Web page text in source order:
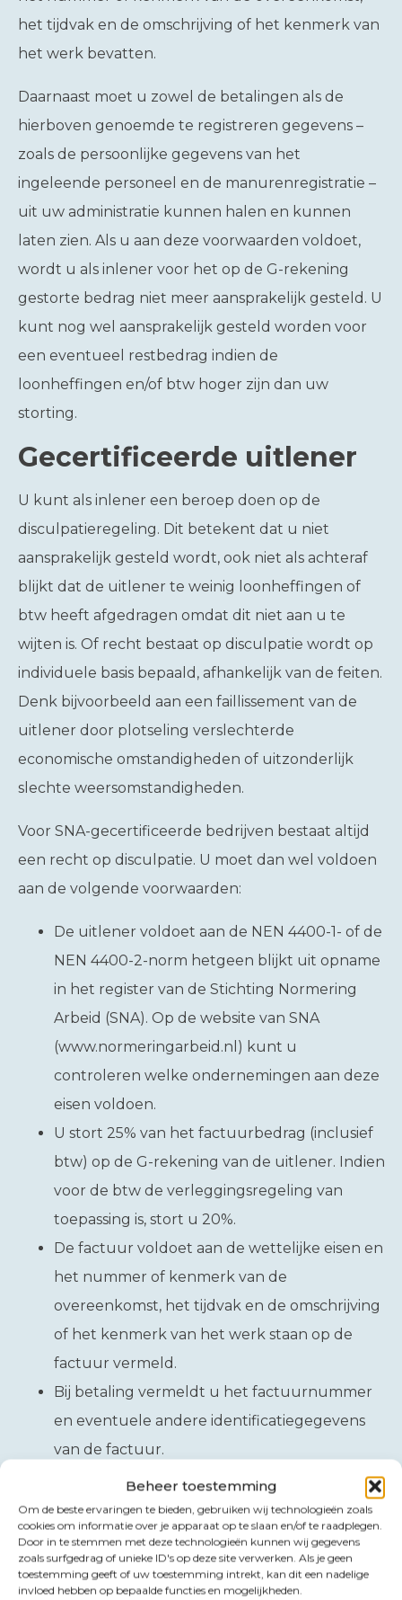
Beheer toestemming
Om de beste ervaringen te bieden, gebruiken wij technologieën zoals
cookies om informatie over je apparaat op te slaan en/of te raadplegen.
Door in te stemmen met deze technologieën kunnen wij gegevens
zoals surfgedrag of unieke ID's op deze site verwerken. Als je geen
toestemming geeft of uw toestemming intrekt, kan dit een nadelige
invloed hebben op bepaalde functies en mogelijkheden.
het tijdvak en de omschrijving of het kenmerk van
het werk bevatten.
Daarnaast moet u zowel de betalingen als de
hierboven genoemde te registreren gegevens –
zoals de persoonlijke gegevens van het
ingeleende personeel en de manurenregistratie –
uit uw administratie kunnen halen en kunnen
laten zien. Als u aan deze voorwaarden voldoet,
wordt u als inlener voor het op de G-rekening
gestorte bedrag niet meer aansprakelijk gesteld. U
kunt nog wel aansprakelijk gesteld worden voor
een eventueel restbedrag indien de
loonheffingen en/of btw hoger zijn dan uw
storting.
Gecertificeerde uitlener
U kunt als inlener een beroep doen op de
disculpatieregeling. Dit betekent dat u niet
aansprakelijk gesteld wordt, ook niet als achteraf
blijkt dat de uitlener te weinig loonheffingen of
btw heeft afgedragen omdat dit niet aan u te
wijten is. Of recht bestaat op disculpatie wordt op
individuele basis bepaald, afhankelijk van de feiten.
Denk bijvoorbeeld aan een faillissement van de
uitlener door plotseling verslechterde
economische omstandigheden of uitzonderlijk
slechte weersomstandigheden.
Voor SNA-gecertificeerde bedrijven bestaat altijd
een recht op disculpatie. U moet dan wel voldoen
aan de volgende voorwaarden:
De uitlener voldoet aan de NEN 4400-1- of de
NEN 4400-2-norm hetgeen blijkt uit opname
in het register van de Stichting Normering
Arbeid (SNA). Op de website van SNA
(www.normeringarbeid.nl) kunt u
controleren welke ondernemingen aan deze
eisen voldoen.
U stort 25% van het factuurbedrag (inclusief
btw) op de G-rekening van de uitlener. Indien
voor de btw de verleggingsregeling van
toepassing is, stort u 20%.
De factuur voldoet aan de wettelijke eisen en
het nummer of kenmerk van de
overeenkomst, het tijdvak en de omschrijving
of het kenmerk van het werk staan op de
factuur vermeld.
Bij betaling vermeldt u het factuurnummer
en eventuele andere identificatiegegevens
van de factuur.
Uit uw administratie blijken direct de
gegevens van de inlening, de
manurenadministratie en de betalingen.
U moet de controle op de identiteit van het
ingeleende personeel kunnen aantonen aan